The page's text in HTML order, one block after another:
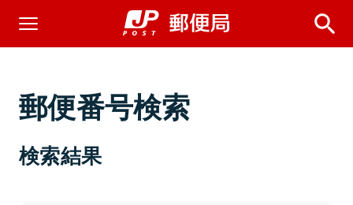
郵便番号検索
検索結果